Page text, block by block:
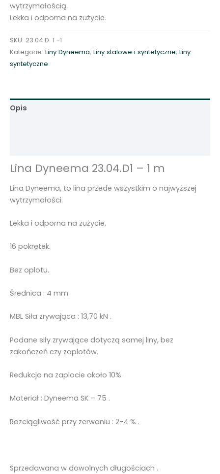
wytrzymałością.
Lekka i odporna na zużycie.
SKU: 23.04.D. 1 -1
Kategorie: Liny Dyneema, Liny stalowe i syntetyczne, Liny
syntetyczne
Opis
Lina Dyneema 23.04.D1 – 1 m
Lina Dyneema, to lina przede wszystkim o najwyższej
wytrzymałości.
Lekka i odporna na zużycie.
16 pokrętek.
Bez oplotu.
Średnica : 4 mm
MBL Siła zrywająca : 13,70 kN .
Podane siły zrywające dotyczą samej liny, bez
zakończeń czy zaplotów.
Redukcja na zaplocie około 10% .
Materiał : Dyneema SK – 75 .
Rozciągliwość przy zerwaniu : 2-4 % .
Sprzedawana w dowolnych długościach .